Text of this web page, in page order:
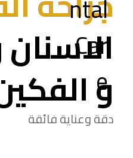
و
دقة وعناية فائقة